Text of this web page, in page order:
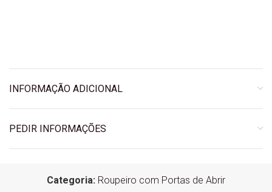
INFORMAÇÃO ADICIONAL
PEDIR INFORMAÇÕES
Categoria: Roupeiro com Portas de Abrir